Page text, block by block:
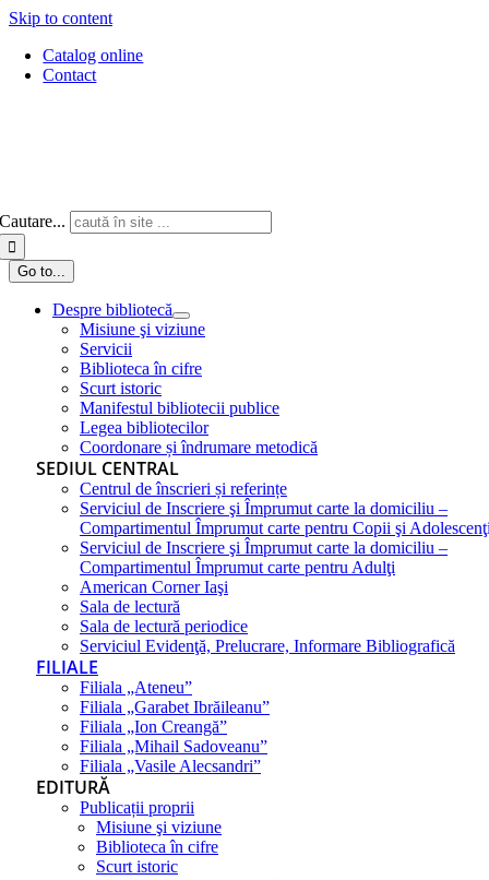
Skip to content
Catalog online
Contact
Cautare...
Go to...
Despre bibliotecă
Misiune şi viziune
Servicii
Biblioteca în cifre
Scurt istoric
Manifestul bibliotecii publice
Legea bibliotecilor
Coordonare și îndrumare metodică
SEDIUL CENTRAL
Centrul de înscrieri și referințe
Serviciul de Inscriere şi Împrumut carte la domiciliu –
Compartimentul Împrumut carte pentru Copii şi
Serviciul de Inscriere şi Împrumut carte la domiciliu –
Compartimentul Împrumut carte pentru Adulţi
American Corner Iaşi
Sala de lectură
Sala de lectură periodice
Serviciul Evidenţă, Prelucrare, Informare Bibliografică
FILIALE
Filiala „Ateneu”
Filiala „Garabet Ibrăileanu”
Filiala „Ion Creangă”
Filiala „Mihail Sadoveanu”
Filiala „Vasile Alecsandri”
EDITURĂ
Publicații proprii
Misiune şi viziune
Biblioteca în cifre
Scurt istoric